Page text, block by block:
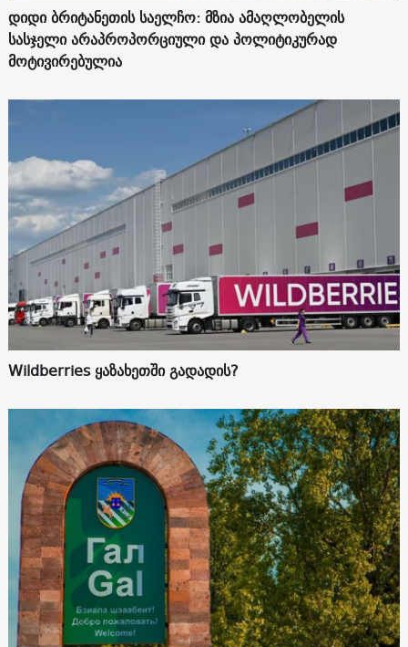
დიდი ბრიტანეთის საელჩო: მზია ამაღლობელის
სასჯელი არაპროპორციული და პოლიტიკურად
მოტივირებულია
Wildberries ყაზახეთში გადადის?